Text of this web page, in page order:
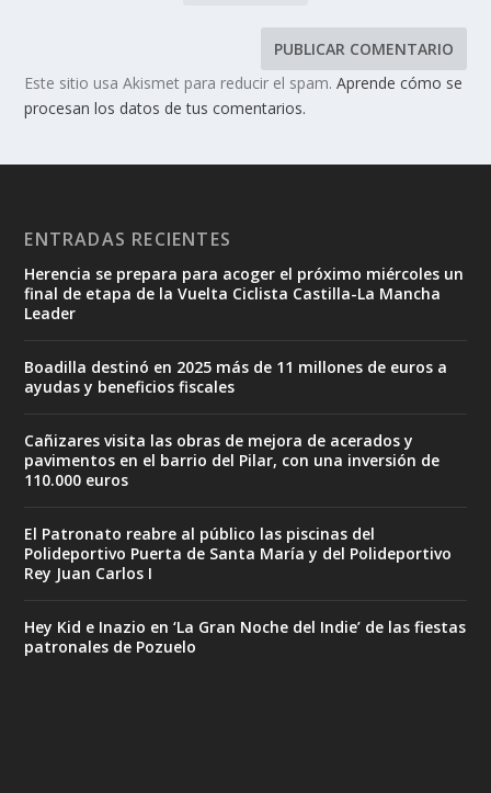
Este sitio usa Akismet para reducir el spam.Aprende cómo se
procesan los datos de tus comentarios.
ENTRADAS RECIENTES
Herencia se prepara para acoger el próximo miércoles un
final de etapa de la Vuelta Ciclista Castilla-La Mancha
Leader
Boadilla destinó en 2025 más de 11 millones de euros a
ayudas y beneficios fiscales
Cañizares visita las obras de mejora de acerados y
pavimentos en el barrio del Pilar, con una inversión de
110.000 euros
El Patronato reabre al público las piscinas del
Polideportivo Puerta de Santa María y del Polideportivo
Rey Juan Carlos I
Hey Kid e Inazio en ‘La Gran Noche del Indie’ de las fiestas
patronales de Pozuelo